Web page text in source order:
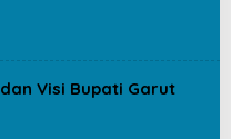
Visi Bupati Garut